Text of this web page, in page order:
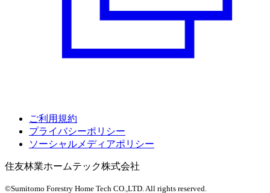
ご利用規約
プライバシーポリシー
ソーシャルメディアポリシー
住友林業ホームテック株式会社
©Sumitomo Forestry Home Tech CO.,LTD. All rights reserved.